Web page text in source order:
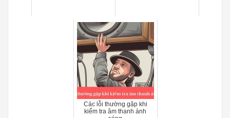
Các lỗi thường gặp khi
kiểm tra âm thanh ánh